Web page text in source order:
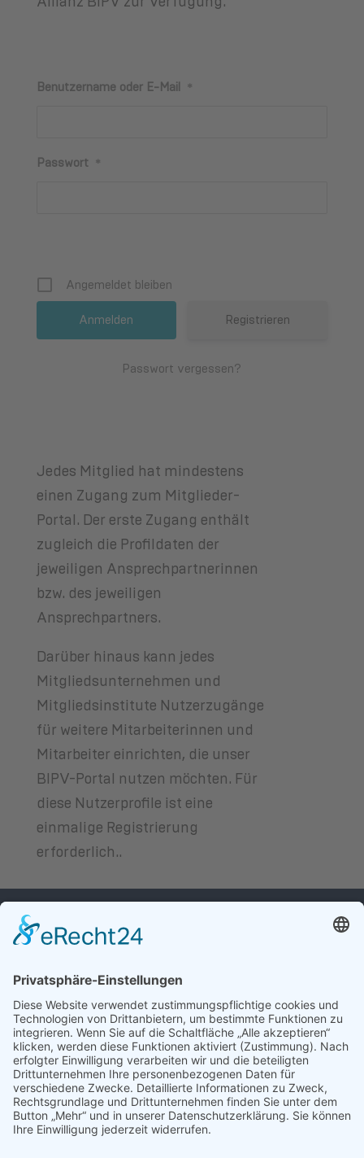
Benutzername oder E-Mail *
Passwort *
Angemeldet bleiben
Registrieren
Passwort vergessen?
Jedes Mitglied hat mindestens
einen Zugang zum Mitglieder-
Portal. Der erste Zugang enthält
zugleich die Profildaten der
jeweiligen Ansprechpartnerinnen
bzw. des jeweiligen
Ansprechpartners.
Darüber hinaus kann jedes
Mitgliedsunternehmen und
Mitgliedsinstitute Nutzerzugänge
für weitere Mitarbeiterinnen und
Mitarbeiter einrichten, die unser
BIPV-Portal nutzen möchten. Für
diese Nutzerprofile ist eine
einmalige Registrierung
erforderlich..
WIR FREUEN
UNS, VON IHNEN
ZU HÖREN.
ALLIANZ BIPV E.V.
Unter den Linden 10
D-10117 Berlin
post@allianz-bipv.org
Impressum